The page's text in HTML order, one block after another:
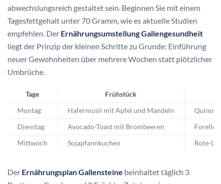
abwechslungsreich gestaltet sein. Beginnen Sie mit einem
Tagesfettgehalt unter 70 Gramm, wie es aktuelle Studien
empfehlen. Der Ernährungsumstellung Gallengesundheit
liegt der Prinzip der kleinen Schritte zu Grunde: Einführung
neuer Gewohnheiten über mehrere Wochen statt plötzlicher
Umbrüche.
Tage Frühstück
Montag Hafermüsli mit Apfel und Mandeln Quinoa-
Dienstag Avocado-Toast mit Brombeeren Forelle
Mittwoch Sojapfannkuchen Rote-
Der Ernährungsplan Gallensteine beinhaltet täglich 3